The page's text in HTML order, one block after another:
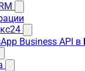
Business API